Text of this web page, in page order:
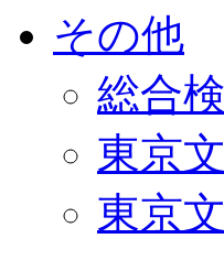
その他
総合
東京
東京